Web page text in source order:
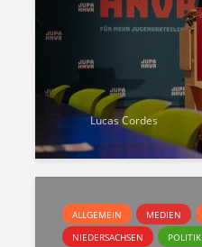
Lucas Cordes
ALLGEMEIN MEDIEN
NIEDERSACHSEN
POLITIK